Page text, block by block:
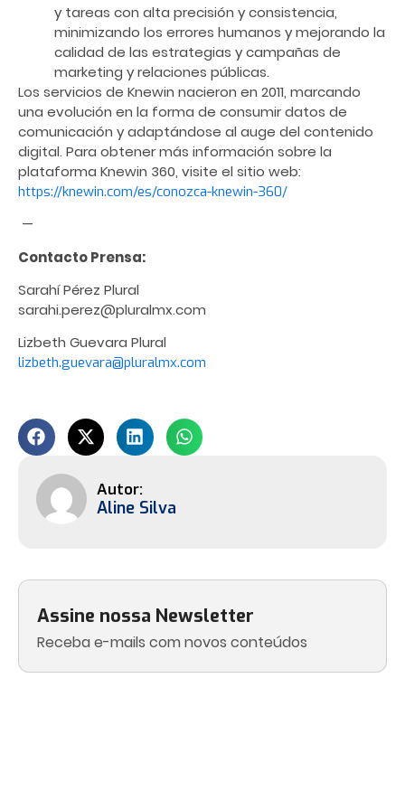
Assine nossa Newsletter
Receba e-mails com novos conteúdos
y tareas con alta precisión y consistencia,
minimizando los errores humanos y mejorando la
calidad de las estrategias y campañas de
marketing y relaciones públicas.
Los servicios de Knewin nacieron en 2011, marcando
una evolución en la forma de consumir datos de
comunicación y adaptándose al auge del contenido
digital. Para obtener más información sobre la
plataforma Knewin 360, visite el sitio web:
https://knewin.com/es/conozca-knewin-360/
—
Contacto Prensa:
Sarahí Pérez Plural
sarahi.perez@pluralmx.com
Lizbeth Guevara Plural
lizbeth.guevara@pluralmx.com
Aline Silva